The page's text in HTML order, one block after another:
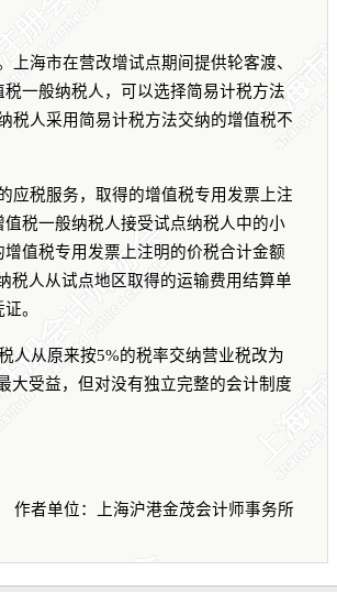
海市在营改增试点期间提供轮客渡、
一般纳税人，可以选择简易计税方法
税人采用简易计税方法交纳的增值税不
应税服务，取得的增值税专用发票上注
税一般纳税人接受试点纳税人中的小
值税专用发票上注明的价税合计金额
税人从试点地区取得的运输费用结算单
。
人从原来按5%的税率交纳营业税改为
大受益，但对没有独立完整的会计制度
作者单位：上海沪港金茂会计师事务所